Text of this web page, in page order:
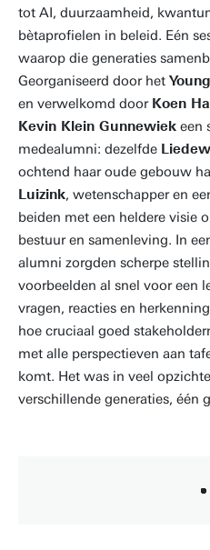
tot AI, duurzaamheid,
bètaprofielen in beleid. Eén
waarop die generaties
Georganiseerd door het
en verwelkomd door Koen
Kevin Klein Gunnewiek een
medealumni: dezelfde
ochtend haar oude gebouw
Luizink, wetenschapper en
beiden met een heldere visie
bestuur en samenleving. In
alumni zorgden scherpe
voorbeelden al snel voor een
vragen, reacties en
hoe cruciaal goed
met alle perspectieven aan
komt. Het was in veel
verschillende generaties, één